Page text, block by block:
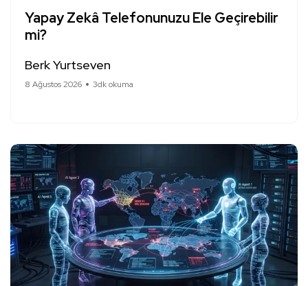
Yapay Zekâ Telefonunuzu Ele Geçirebilir
mi?
Berk Yurtseven
8 Ağustos 2026 3dk okuma